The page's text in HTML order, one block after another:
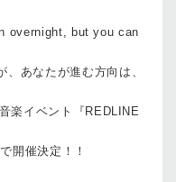
overnight, but you can
あなたが進む方向は、
楽イベント『REDLINE
開催決定！！